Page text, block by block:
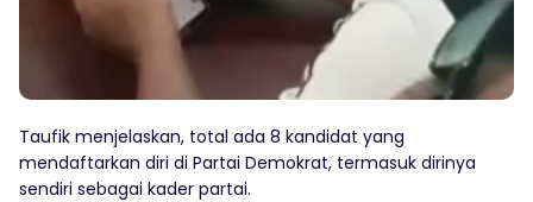
Taufik menjelaskan, total ada 8 kandidat yang
mendaftarkan diri di Partai Demokrat, termasuk dirinya
sendiri sebagai kader partai.